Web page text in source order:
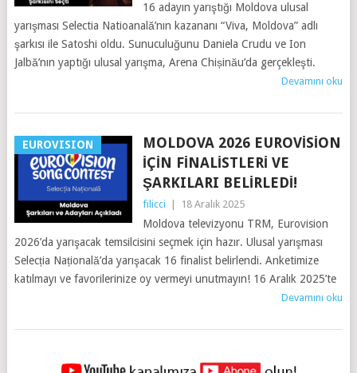
16 adayın yarıştığı Moldova ulusal
yarışması Selectia Natioanală’nın kazananı “Viva, Moldova” adlı
şarkısı ile Satoshi oldu. Sunuculuğunu Daniela Crudu ve Ion
Jalbă’nın yaptığı ulusal yarışma, Arena Chișinău’da gerçekleşti.
Devamını oku
EUROVISION
MOLDOVA 2026 EUROVISION
İÇIN FINALISTLERI VE
ŞARKILARI BELIRLEDI!
filicci 18 Aralık 2025
Moldova televizyonu TRM, Eurovision
2026’da yarışacak temsilcisini seçmek için hazır. Ulusal yarışması
Selecția Națională’da yarışacak 16 finalist belirlendi. Anketimize
katılmayı ve favorilerinize oy vermeyi unutmayın! 16 Aralık 2025’te
Devamını oku
YAZILAR